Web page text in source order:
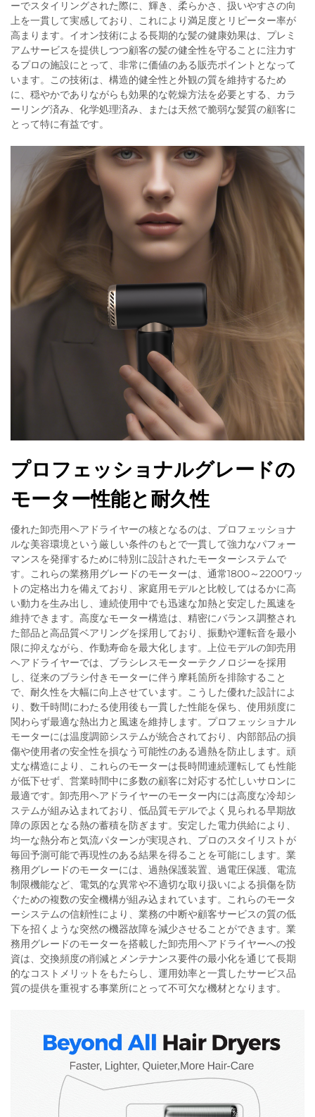
ーでスタイリングされた際に、輝き、柔らかさ、扱いやすさの向
上を一貫して実感しており、これにより満足度とリピーター率が
高まります。イオン技術による長期的な髪の健康効果は、プレミ
アムサービスを提供しつつ顧客の髪の健全性を守ることに注力す
るプロの施設にとって、非常に価値のある販売ポイントとなって
います。この技術は、構造的健全性と外観の質を維持するため
に、穏やかでありながらも効果的な乾燥方法を必要とする、カラ
ーリング済み、化学処理済み、または天然で脆弱な髪質の顧客に
とって特に有益です。
プロフェッショナルグレードの
モーター性能と耐久性
優れた卸売用ヘアドライヤーの核となるのは、プロフェッショナ
ルな美容環境という厳しい条件のもとで一貫して強力なパフォー
マンスを発揮するために特別に設計されたモーターシステムで
す。これらの業務用グレードのモーターは、通常1800～2200ワッ
トの定格出力を備えており、家庭用モデルと比較してはるかに高
い動力を生み出し、連続使用中でも迅速な加熱と安定した風速を
維持できます。高度なモーター構造は、精密にバランス調整され
た部品と高品質ベアリングを採用しており、振動や運転音を最小
限に抑えながら、作動寿命を最大化します。上位モデルの卸売用
ヘアドライヤーでは、ブラシレスモーターテクノロジーを採用
し、従来のブラシ付きモーターに伴う摩耗箇所を排除すること
で、耐久性を大幅に向上させています。こうした優れた設計によ
り、数千時間にわたる使用後も一貫した性能を保ち、使用頻度に
関わらず最適な熱出力と風速を維持します。プロフェッショナル
モーターには温度調節システムが統合されており、内部部品の損
傷や使用者の安全性を損なう可能性のある過熱を防止します。頑
丈な構造により、これらのモーターは長時間連続運転しても性能
が低下せず、営業時間中に多数の顧客に対応する忙しいサロンに
最適です。卸売用ヘアドライヤーのモーター内には高度な冷却シ
ステムが組み込まれており、低品質モデルでよく見られる早期故
障の原因となる熱の蓄積を防ぎます。安定した電力供給により、
均一な熱分布と気流パターンが実現され、プロのスタイリストが
毎回予測可能で再現性のある結果を得ることを可能にします。業
務用グレードのモーターには、過熱保護装置、過電圧保護、電流
制限機能など、電気的な異常や不適切な取り扱いによる損傷を防
ぐための複数の安全機構が組み込まれています。これらのモータ
ーシステムの信頼性により、業務の中断や顧客サービスの質の低
下を招くような突然の機器故障を減少させることができます。業
務用グレードのモーターを搭載した卸売用ヘアドライヤーへの投
資は、交換頻度の削減とメンテナンス要件の最小化を通じて長期
的なコストメリットをもたらし、運用効率と一貫したサービス品
質の提供を重視する事業所にとって不可欠な機材となります。